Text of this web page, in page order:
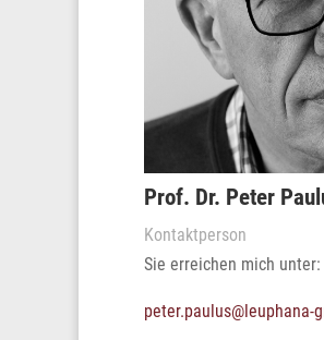
Prof. Dr. Peter
Kontaktperson
Sie erreichen mich unter:
peter.paulus@leuphana-